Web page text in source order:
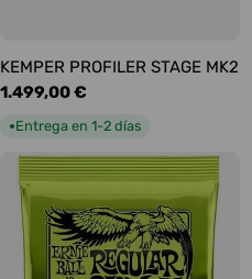
KEMPER PROFILER STAGE MK2
Precio
habitual
1.499,00 €
●Entrega en 1-2 días